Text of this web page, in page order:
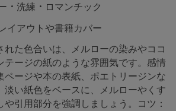
・洗練・ロマンチック
イアウトや書籍カバー
れた色合いは、メルローの染みやココ
テージの紙のような雰囲気です。感情
ページや本の表紙、ポエトリージンな
淡い紙色をベースに、メルローやくす
や引用部分を強調しましょう。コツ：